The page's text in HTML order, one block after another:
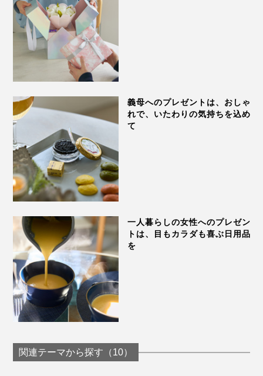
繰り返し愛用するうちにチェリー種（中材）の乾燥が気
になりだしたら、レンジ加熱の前に霧吹きでシュッと水
分を保湿してあげるのもおすすめ。
クーリングパッドとして使うなら、ビニール袋に入れ
真夏の暑さ対策に、手のひらや脇の下に「チェリースト
ーンピロー」を当てるクールダウンはとくにおすすめで
す。
冷たすぎない自然なヒンヤリ感、絶妙な重み、ゴロゴロ
義母へのプレゼントは、おしゃ
れで、いたわりの気持ちを込め
て
一人暮らしの女性へのプレゼン
トは、目もカラダも喜ぶ日用品
を
関連テーマから探す（10）